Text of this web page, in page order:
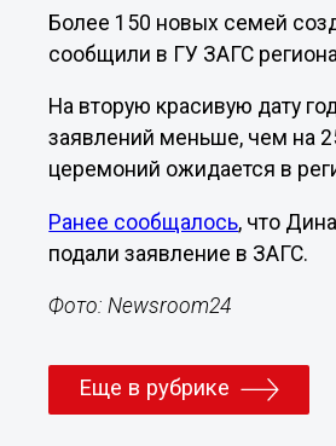
Более 150 новых семей
сообщили в ГУ ЗАГС
На вторую красивую дату
заявлений меньше, чем на
церемоний ожидается в
Ранее сообщалось, что
подали заявление в ЗАГС.
Фото: Newsroom24
Еще в рубрике